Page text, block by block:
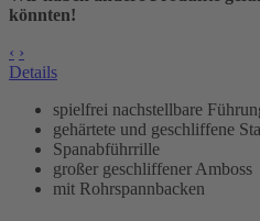
könnten!
‹ ›
Details
spielfrei nachstellbare
gehärtete und geschliffene
Spanabführrille
großer geschliffener Amboss
mit Rohrspannbacken